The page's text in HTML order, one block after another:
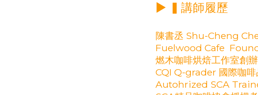
▶ ▍講師履歷
陳書丞 Shu-Cheng
Fuelwood Cafe
燃木咖啡烘焙工作室創
CQI Q-grader 國際咖啡
Autohrized SCA